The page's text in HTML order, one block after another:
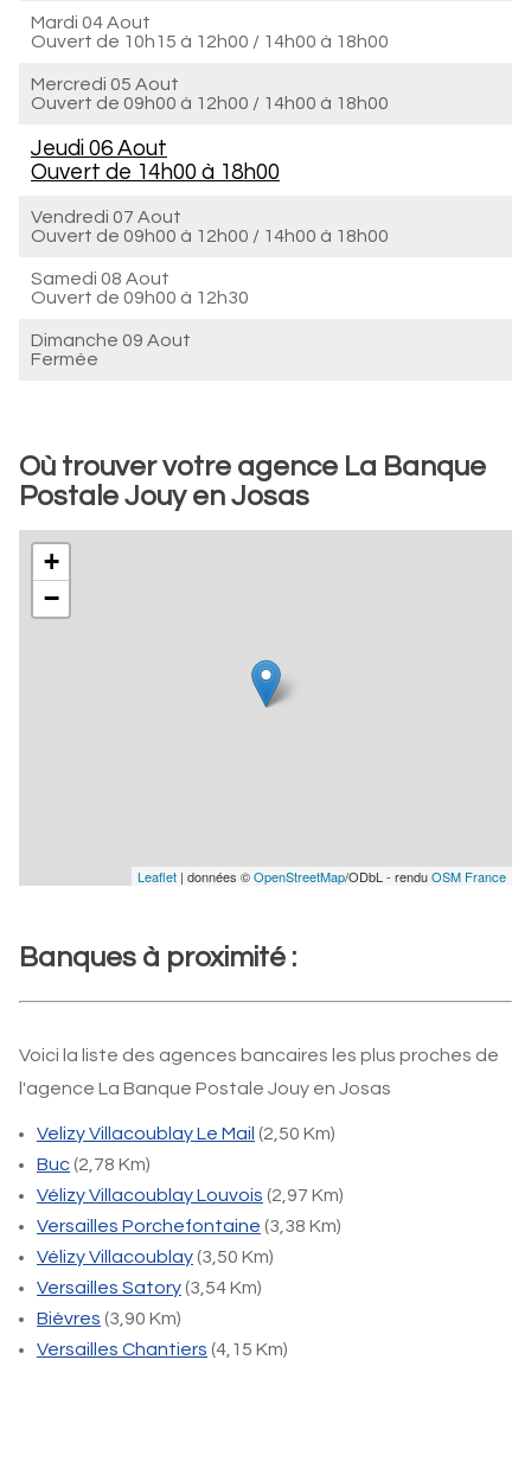
Mardi 04 Aout
Ouvert de 10h15 à 12h00 / 14h00 à 18h00
Mercredi 05 Aout
Ouvert de 09h00 à 12h00 / 14h00 à 18h00
Jeudi 06 Aout
Ouvert de 14h00 à 18h00
Vendredi 07 Aout
Ouvert de 09h00 à 12h00 / 14h00 à 18h00
Samedi 08 Aout
Ouvert de 09h00 à 12h30
Dimanche 09 Aout
Fermée
Où trouver votre agence La Banque
Postale Jouy en Josas
+
−
Leaflet | données ©OpenStreetMap/ODbL - renduOSM France
Banques à proximité :
Voici la liste des agences bancaires les plus proches de
l'agence La Banque Postale Jouy en Josas
Velizy Villacoublay Le Mail (2,50 Km)
Buc(2,78 Km)
Vélizy Villacoublay Louvois (2,97 Km)
Versailles Porchefontaine (3,38 Km)
Vélizy Villacoublay(3,50 Km)
Versailles Satory(3,54 Km)
Bièvres (3,90 Km)
Versailles Chantiers (4,15 Km)